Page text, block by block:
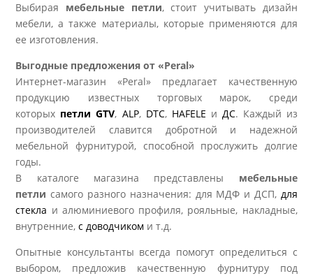
Выбирая мебельные петли, стоит учитывать дизайн
мебели, а также материалы, которые применяются для
ее изготовления.
Выгодные предложения от «Peral»
Интернет-магазин «Peral» предлагает качественную
продукцию известных торговых марок, среди
которых петли GTV, ALP, DTC, HAFELE и ДС. Каждый из
производителей славится добротной и надежной
мебельной фурнитурой, способной прослужить долгие
годы.
В каталоге магазина представлены мебельные
петли самого разного назначения: для МДФ и ДСП, для
стекла и алюминиевого профиля, рояльные, накладные,
внутренние,с доводчиком и т.д.
Опытные консультанты всегда помогут определиться с
выбором, предложив качественную фурнитуру под